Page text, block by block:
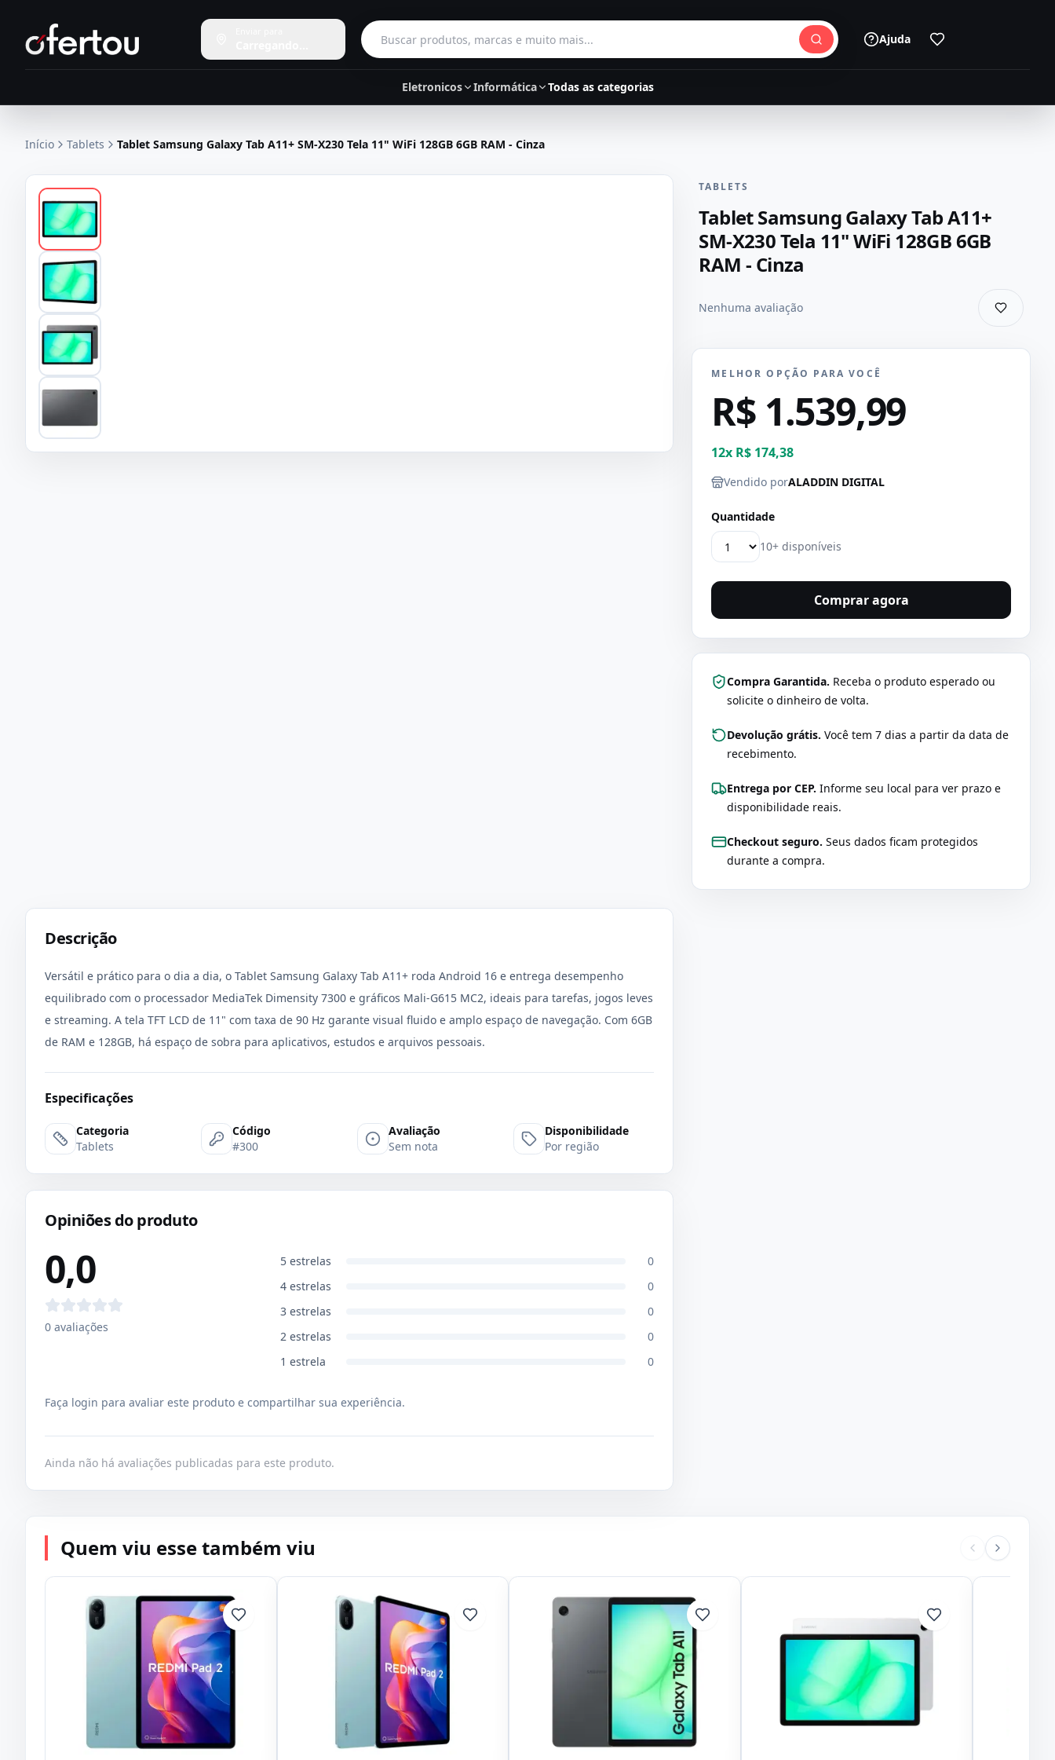
Buscar produtos
Ajuda
Eletronicos Informática Todas as categorias
Início Tablets Tablet Samsung Galaxy Tab A11+ SM-X230 Tela 11" WiFi 128GB 6GB RAM - Cinza
TABLETS
Tablet Samsung Galaxy Tab A11+
SM-X230 Tela 11" WiFi 128GB 6GB
RAM - Cinza
Nenhuma avaliação
MELHOR OPÇÃO PARA VOCÊ
R$ 1.539,99
12x R$ 174,38
Vendido porALADDIN DIGITAL
Quantidade
10+ disponíveis
Comprar agora
Compra Garantida. Receba o produto esperado ou
solicite o dinheiro de volta.
Devolução grátis. Você tem 7 dias a partir da data de
recebimento.
Entrega por CEP. Informe seu local para ver prazo e
disponibilidade reais.
Checkout seguro. Seus dados ficam protegidos
durante a compra.
Descrição
Versátil e prático para o dia a dia, o Tablet Samsung Galaxy Tab A11+ roda Android 16 e entrega desempenho
equilibrado com o processador MediaTek Dimensity 7300 e gráficos Mali-G615 MC2, ideais para tarefas, jogos leves
e streaming. A tela TFT LCD de 11" com taxa de 90 Hz garante visual fluido e amplo espaço de navegação. Com 6GB
de RAM e 128GB, há espaço de sobra para aplicativos, estudos e arquivos pessoais.
Especificações
Categoria
Tablets
Código
#300
Avaliação
Sem nota
Disponibilidade
Por região
Opiniões do produto
0,0
0 avaliações
5 estrelas
0
4 estrelas
0
3 estrelas
0
2 estrelas
0
1 estrela 0
Faça login para avaliar este produto e compartilhar sua experiência.
Ainda não há avaliações publicadas para este produto.
Quem viu esse também viu